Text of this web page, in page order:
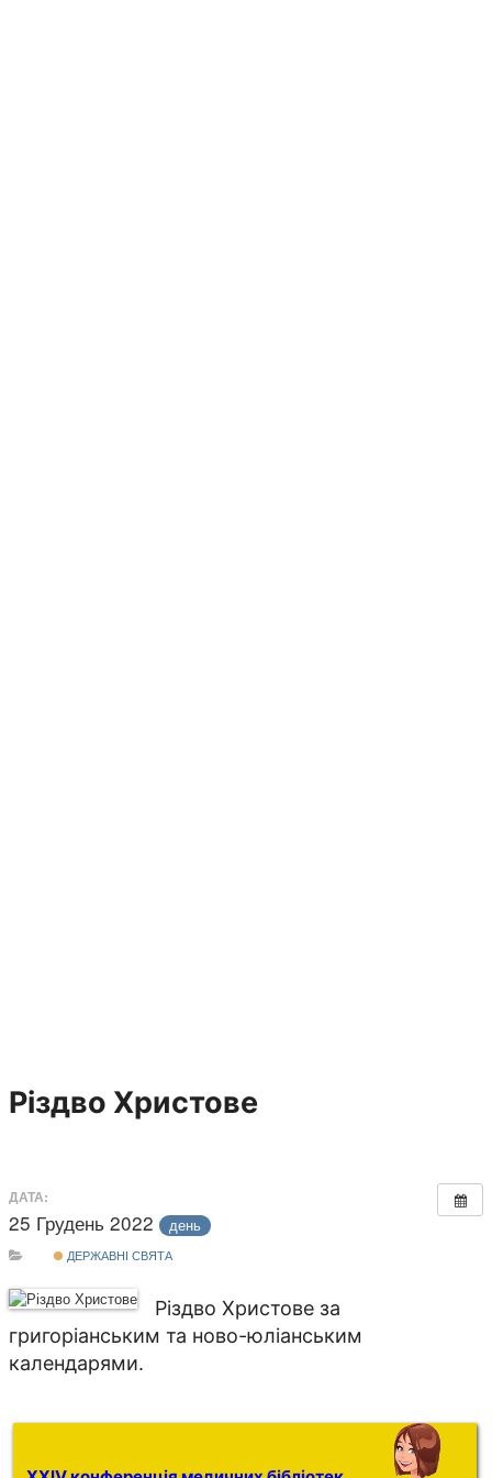
Різдво Христове
ДАТА:
25 Грудень 2022 день
ДЕРЖАВНІ СВЯТА
Різдво Христове за
григоріанським та ново-юліанським
календарями.